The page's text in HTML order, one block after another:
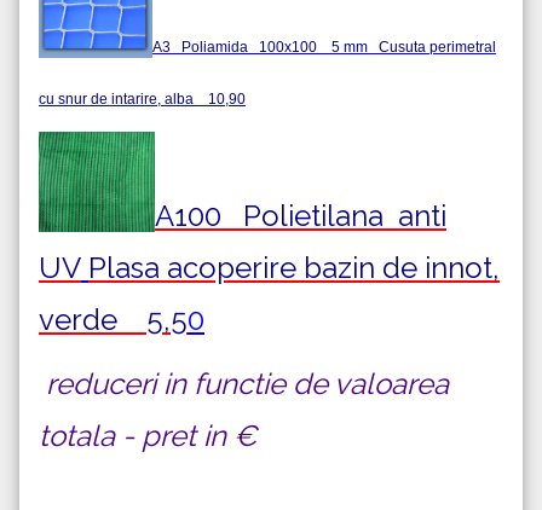
A3 Poliamida 100x100 5 mm Cusuta perimetral
cu snur de intarire, alba 10,90
A100 Polietilana anti
UV Plasa acoperire bazin de innot,
verde 5,50
reduceri in functie de valoarea
totala - pret in €